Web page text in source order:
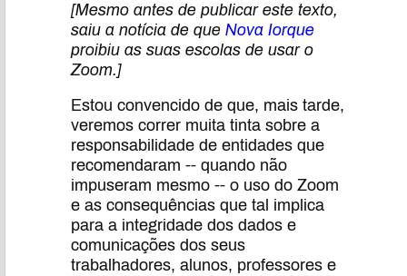
[Mesmo antes de publicar este texto,
saiu a notícia de que Nova Iorque
proibiu as suas escolas de usar o
Zoom.]
Estou convencido de que, mais tarde,
veremos correr muita tinta sobre a
responsabilidade de entidades que
recomendaram -- quando não
impuseram mesmo -- o uso do Zoom
e as consequências que tal implica
para a integridade dos dados e
comunicações dos seus
trabalhadores, alunos, professores e